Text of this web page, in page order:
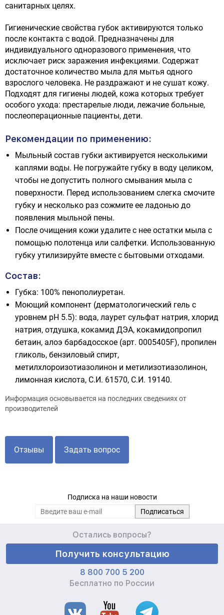
санитарных целях.
Гигиенические свойства губок активируются только
после контакта с водой. Предназначены для
индивидуального одноразового применения, что
исключает риск заражения инфекциями. Содержат
достаточное количество мыла для мытья одного
взрослого человека. Не раздражают и не сушат кожу.
Подходят для гигиены людей, кожа которых требует
особого ухода: престарелые люди, лежачие больные,
послеоперационные пациенты, дети.
Рекомендации по применению:
Мыльный состав губки активируется несколькими
каплями воды. Не погружайте губку в воду целиком,
чтобы не допустить полного смывания мыла с
поверхности. Перед использованием слегка смочите
губку и несколько раз сожмите ее ладонью до
появления мыльной пены.
После очищения кожи удалите с нее остатки мыла с
помощью полотенца или салфетки. Использованную
губку утилизируйте вместе с бытовыми отходами.
Состав:
Губка: 100% пенополиуретан.
Моющий компонент (дерматологический гель с
уровнем pH 5.5): вода, лаурет сульфат натрия, хлорид
натрия, отдушка, кокамид ДЭА, кокамидопропил
бетаин, алоэ барбадосское (арт. 0005405F), пропилен
гликоль, бензиловый спирт,
метилхлороизотиазолинон и метилизотиазолинон,
лимонная кислота, С.И. 61570, С.И. 19140.
Информация основывается на последних сведениях от
производителей
Отзывы Задать вопрос
Подписка на наши новости
Остались вопросы?
Получить консультацию
8 800 700 5 200
Бесплатно по России